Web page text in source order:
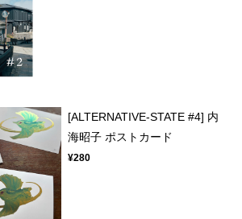
[ALTERNATIVE-STATE #4] 内
海昭子 ポストカード
¥280